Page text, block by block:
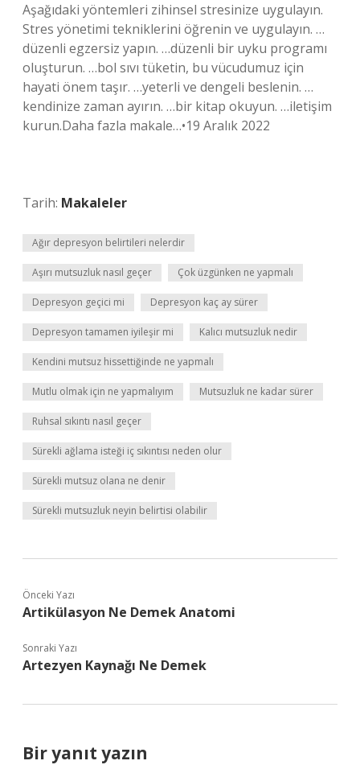
Aşağıdaki yöntemleri zihinsel stresinize uygulayın.
Stres yönetimi tekniklerini öğrenin ve uygulayın. …
düzenli egzersiz yapın. …düzenli bir uyku programı
oluşturun. …bol sıvı tüketin, bu vücudumuz için
hayati önem taşır. …yeterli ve dengeli beslenin. …
kendinize zaman ayırın. …bir kitap okuyun. …iletişim
kurun.Daha fazla makale…•19 Aralık 2022
Tarih: Makaleler
Ağır depresyon belirtileri nelerdir
Aşırı mutsuzluk nasıl geçer Çok üzgünken ne yapmalı
Depresyon geçici mi Depresyon kaç ay sürer
Depresyon tamamen iyileşir mi Kalıcı mutsuzluk nedir
Kendini mutsuz hissettiğinde ne yapmalı
Mutlu olmak için ne yapmalıyım Mutsuzluk ne kadar sürer
Ruhsal sıkıntı nasıl geçer
Sürekli ağlama isteği iç sıkıntısı neden olur
Sürekli mutsuz olana ne denir
Sürekli mutsuzluk neyin belirtisi olabilir
Önceki Yazı
Artikülasyon Ne Demek Anatomi
Sonraki Yazı
Artezyen Kaynağı Ne Demek
Bir yanıt yazın